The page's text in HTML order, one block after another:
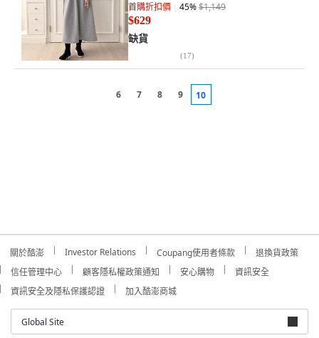
首購折扣價 45%$1,149
$629
缺貨
(17)
6 7 8 9 10
關於酷澎 Investor Relations Coupang使用者條款
退換貨政策
信任管理中心
顧客隱私權政策通知 安心購物
資訊安全
資訊安全及隱私保護認證
加入酷澎商城
Global Site